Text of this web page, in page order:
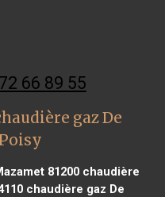
66 89 55
gaz De
81200chaudière
chaudière gaz De